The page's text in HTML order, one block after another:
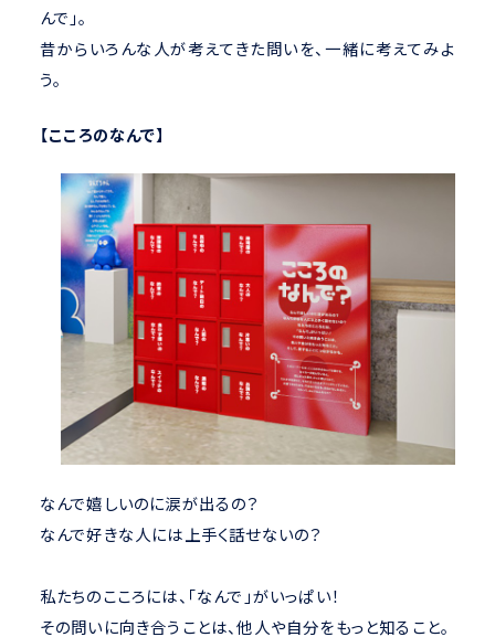
んで」。
昔からいろんな人が考えてきた問いを、一緒に考えてみよ
う。
【こころのなんで】
なんで嬉しいのに涙が出るの？
なんで好きな人には上手く話せないの？
私たちのこころには、「なんで」がいっぱい！
その問いに向き合うことは、他人や自分をもっと知ること。